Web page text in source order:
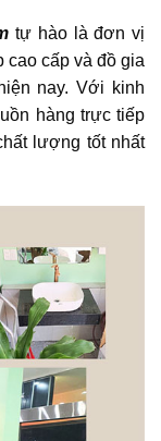
tự hào là đơn vị
cao cấp và đồ gia
nay. Với kinh
hàng trực tiếp
lượng tốt nhất